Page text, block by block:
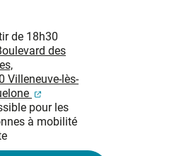
de 18h30
des
Villeneuve-lès-
(ouverture dans un nouvel
pour les
à mobilité